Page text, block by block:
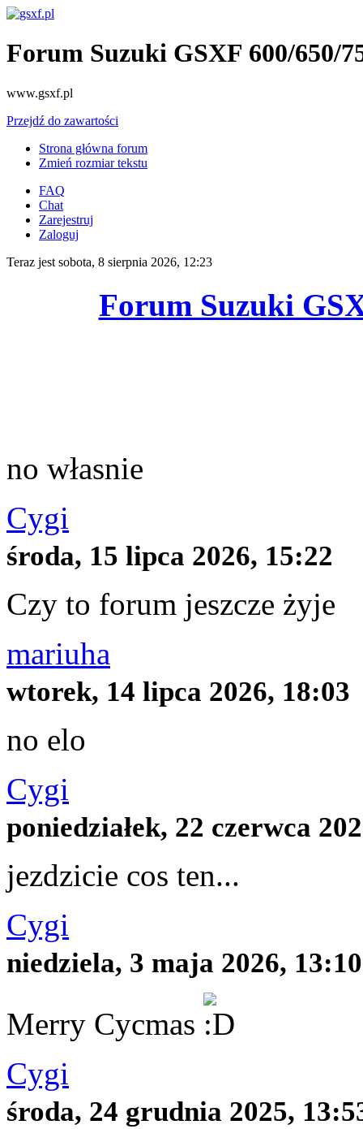
Forum Suzuki GSXF 600/650/
www.gsxf.pl
Przejdź do zawartości
Strona główna forum
Zmień rozmiar tekstu
FAQ
Chat
Zarejestruj
Zaloguj
Teraz jest sobota, 8 sierpnia 2026, 12:23
Forum Suzuki
no własnie
Cygi
środa, 15 lipca 2026, 15:22
Czy to forum jeszcze żyje
mariuha
wtorek, 14 lipca 2026, 18:03
no elo
Cygi
poniedziałek, 22 czerwca
jezdzicie cos ten...
Cygi
niedziela, 3 maja 2026, 13:10
Merry Cycmas
Cygi
środa, 24 grudnia 2025,